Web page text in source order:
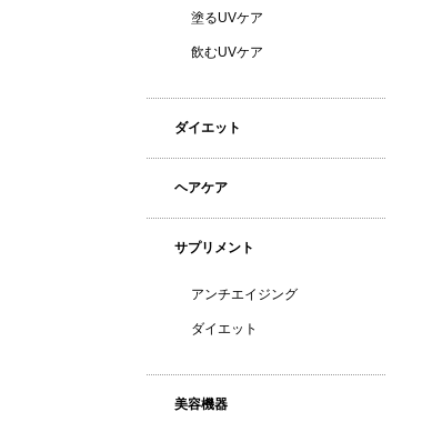
塗るUVケア
飲むUVケア
ダイエット
ヘアケア
サプリメント
アンチエイジング
ダイエット
美容機器